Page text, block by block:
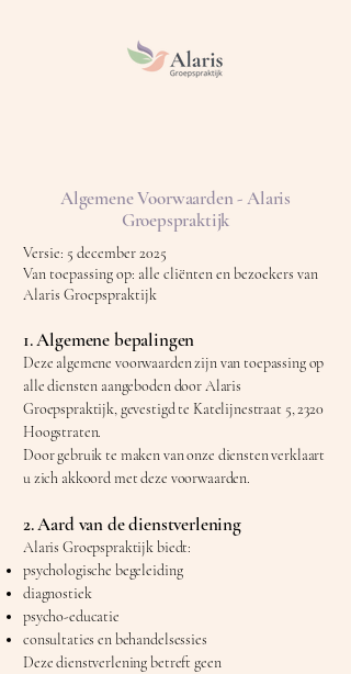
Algemene Voorwaarden - Alaris
Groepspraktijk
Versie: 5 december 2025
Van toepassing op: alle cliënten en bezoekers van
Alaris Groepspraktijk
1. Algemene bepalingen
Deze algemene voorwaarden zijn van toepassing op
alle diensten aangeboden door Alaris
Groepspraktijk, gevestigd te Katelijnestraat 5, 2320
Hoogstraten.
Door gebruik te maken van onze diensten verklaart
u zich akkoord met deze voorwaarden.
2. Aard van de dienstverlening
Alaris Groepspraktijk biedt:
psychologische begeleiding
diagnostiek
psycho-educatie
consultaties en behandelsessies
Deze dienstverlening betreft geen